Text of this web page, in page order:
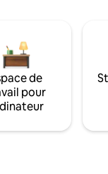
de
pour